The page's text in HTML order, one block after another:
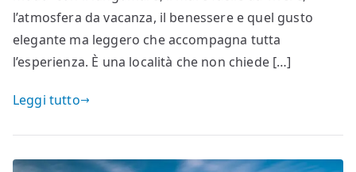
l’atmosfera da vacanza, il benessere e quel gusto
elegante ma leggero che accompagna tutta
l’esperienza. È una località che non chiede […]
Leggi tutto